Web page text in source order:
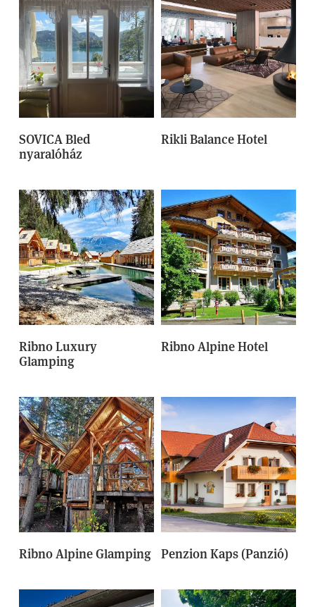
SOVICA Bled
nyaralóház
Rikli Balance Hotel
Ribno Luxury
Glamping
Ribno Alpine Hotel
Ribno Alpine Glamping Penzion Kaps (Panzió)